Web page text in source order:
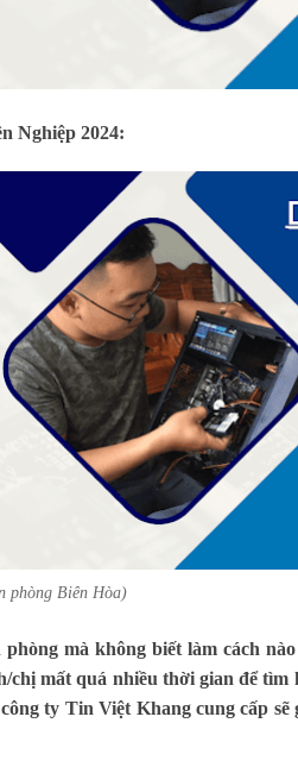
Nghiệp 2024:
phòng Biên Hòa)
mà không biết làm cách
mất quá nhiều thời gian để tìm
ty Tin Việt Khang cung cấp sẽ